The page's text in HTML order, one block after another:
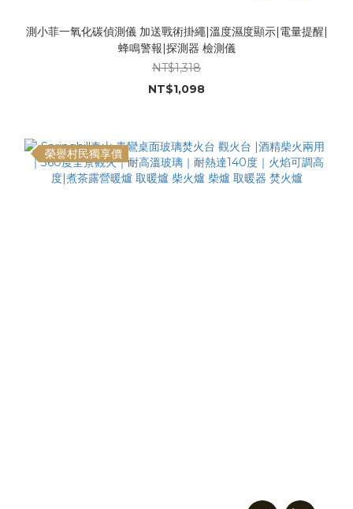
測小菲一氧化碳偵測儀 加送戰術掛繩|溫度濕度顯示|電量提醒|
蜂鳴警報|探測器 檢測儀
NT$1,318
NT$1,098
榮譽村民獨享價